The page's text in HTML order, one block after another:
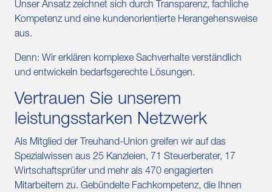
Unser Ansatz zeichnet sich durch Transparenz, fachliche
Kompetenz und eine kundenorientierte Herangehensweise
aus.
Denn: Wir erklären komplexe Sachverhalte verständlich
und entwickeln bedarfsgerechte Lösungen.
Vertrauen Sie unserem
leistungsstarken Netzwerk
Als Mitglied der Treuhand-Union greifen wir auf das
Spezialwissen aus 25 Kanzleien, 71 Steuerberater, 17
Wirtschaftsprüfer und mehr als 470 engagierten
Mitarbeitern zu. Gebündelte Fachkompetenz, die Ihnen